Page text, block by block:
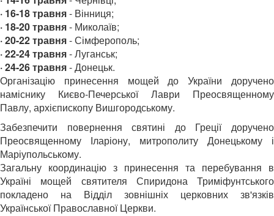
· 16-18 травня- Вінниця;
· 18-20 травня- Миколаїв;
· 20-22 травня- Сімферополь;
· 22-24 травня- Луганськ;
·24-26 травня- Донецьк.
Організацію принесення мощей до України доручено
наміснику Києво-Печерської Лаври Преосвященному
Павлу, архієпископу Вишгородському.
Забезпечити повернення святині до Греції доручено
Преосвященному Іларіону, митрополиту Донецькому і
Маріупольському.
Загальну координацію з принесення та перебування в
Україні мощей святителя Спиридона Триміфунтського
покладено на Відділ зовнішніх церковних зв'язків
Української Православної Церкви.